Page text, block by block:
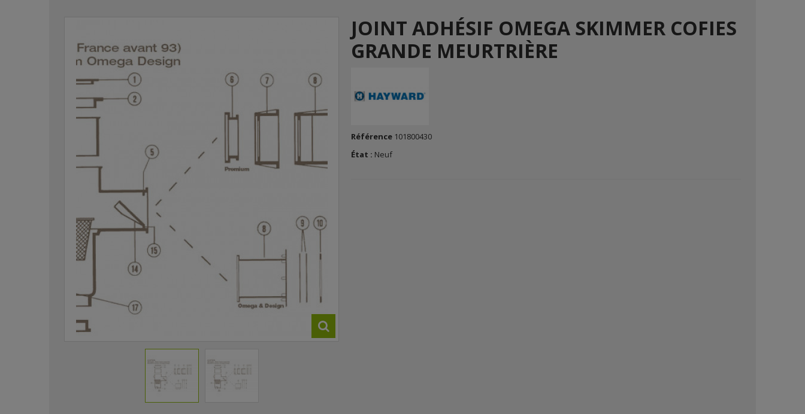
JOINT ADHÉSIF OMEGA SKIMMER COFIES
GRANDE MEURTRIÈRE
Référence 101800430
État : Neuf